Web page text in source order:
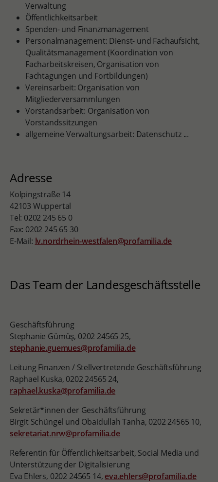
Verwaltung
Öffentlichkeitsarbeit
Spenden- und Finanzmanagement
Personalmanagement: Dienst- und Fachaufsicht,
Qualitätsmanagement (Koordination von
Facharbeitskreisen, Organisation von
Fachtagungen und Fortbildungen)
Vereinsarbeit: Organisation von
Mitgliederversammlungen
Vorstandsarbeit: Organisation von
Vorstandssitzungen
allgemeine Verwaltungsarbeit: Datenschutz ...
Adresse
Kolpingstraße 14
42103 Wuppertal
Tel: 0202 245 65 0
Fax: 0202 245 65 30
E-Mail: lv.nordrhein-westfalen@profamilia.de
Das Team der Landesgeschäftsstelle
Geschäftsführung
Stephanie Gümüş, 0202 24565 25,
stephanie.guemues@profamilia.de
Leitung Finanzen / Stellvertretende Geschäftsführung
Raphael Kuska, 0202 24565 24,
raphael.kuska@profamilia.de
Sekretär*innen der Geschäftsführung
Birgit Schüngel und Obaidullah Tanha, 0202 24565 10,
sekretariat.nrw@profamilia.de
Referentin für Öffentlichkeitsarbeit, Social Media und
Unterstützung der Digitalisierung
Eva Ehlers, 0202 24565 14, eva.ehlers@profamilia.de